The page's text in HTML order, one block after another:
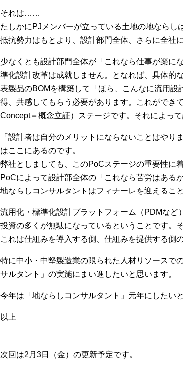
それは……
たしかにPJメンバーが立っている土地の地ならし
抵抗勢力はもとより、設計部門全体、さらに全社
少なくとも設計部門全体が「これなら仕事が楽に
準化設計改革は成就しません。となれば、具体的
表製品のBOMを構築して「ほら、こんなに流用
得、共感してもらう必要があります。これができ
Concept＝概念立証）ステージです。それによっ
「設計者は自分のメリットにならないことはや
はここにあるのです。
弊社としましても、このPoCステージの重要性に
PoCによって設計部全体の「これなら苦労はある
地ならしコンサルタントはフィナーレを迎えるこ
流用化・標準化設計プラットフォーム（PDMなど
投資の多くが無駄になっているということです。
これは仕組みを導入する側、仕組みを提供する側
特に中小・中堅製造業の限られた人材リソースで
サルタント」の実施にまい進したいと思います。
今年は「地ならしコンサルタント」元年にしたい
以上
次回は2月3日（金）の更新予定です。